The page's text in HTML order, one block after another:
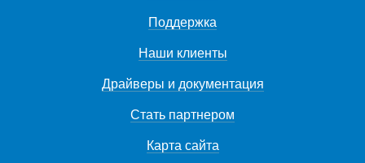
Поддержка
Наши клиенты
Драйверы и документация
Стать партнером
Карта сайта